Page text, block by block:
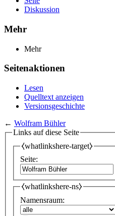
Diskussion
Mehr
Mehr
Seitenaktionen
Lesen
Quelltext anzeigen
Versionsgeschichte
← Wolfram Bühler
Links auf diese Seite
⧼whatlinkshere-target⧽
Seite:
⧼whatlinkshere-ns⧽
Namensraum: